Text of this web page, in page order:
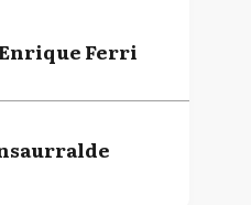
Ferri